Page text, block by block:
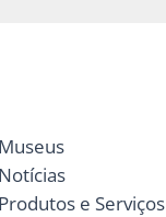
Museus
Notícias
Produtos e Serviços